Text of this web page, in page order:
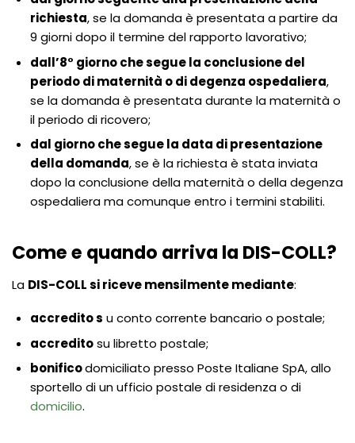
richiesta, se la domanda è presentata a partire da
9 giorni dopo il termine del rapporto lavorativo;
dall’8° giorno che segue la conclusione del
periodo di maternità o di degenza ospedaliera,
se la domanda è presentata durante la maternità o
il periodo di ricovero;
dal giorno che segue la data di presentazione
della domanda, se è la richiesta è stata inviata
dopo la conclusione della maternità o della degenza
ospedaliera ma comunque entro i termini stabiliti.
Come e quando arriva la DIS-COLL?
La DIS-COLL si riceve mensilmente mediante:
accredito s u conto corrente bancario o postale;
accreditosu libretto postale;
bonificodomiciliato presso Poste Italiane SpA, allo
sportello di un ufficio postale di residenza o di
domicilio.